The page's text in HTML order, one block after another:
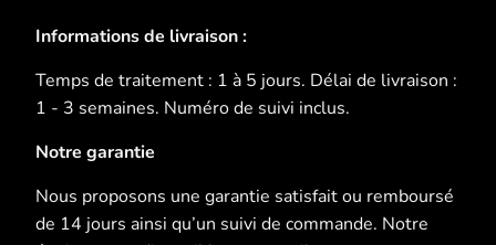
Informations de livraison :
Temps de traitement : 1 à 5 jours. Délai de livraison :
1 - 3 semaines. Numéro de suivi inclus.
Notre garantie
Nous proposons une garantie satisfait ou remboursé
de 14 jours ainsi qu’un suivi de commande. Notre